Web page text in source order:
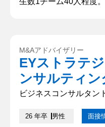
の売上向上」について
見を述べたため、逆に
状況が起きま...
M&Aアドバイザリー
EYストラテ
ンサルティン
ビジネスコンサルタン
26 年卒 男性 面接